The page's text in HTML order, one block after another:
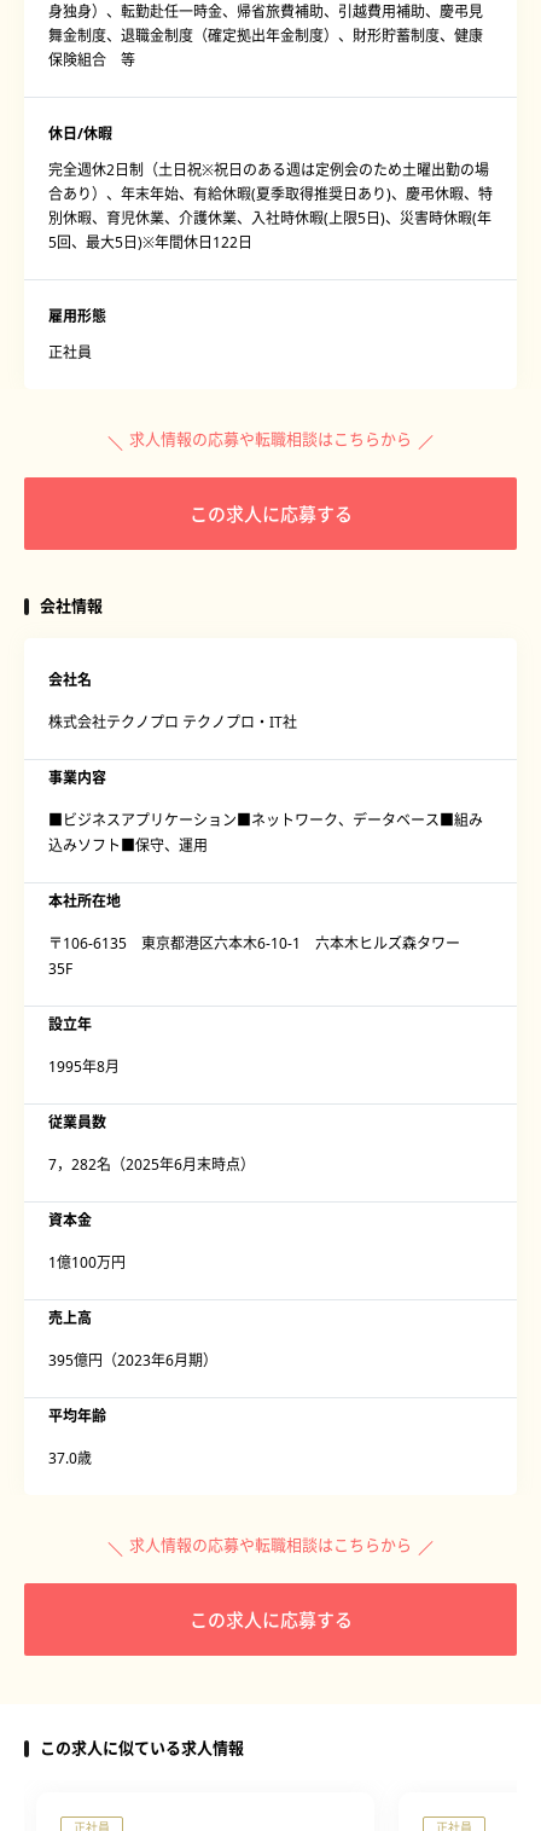
身独身）、転勤赴任一時金、帰省旅費補助、引越費用補助、慶弔見
舞金制度、退職金制度（確定拠出年金制度）、財形貯蓄制度、健康
保険組合 等
休日/休暇
完全週休2日制（土日祝※祝日のある週は定例会のため土曜出勤の場
合あり）、年末年始、有給休暇(夏季取得推奨日あり)、慶弔休暇、特
別休暇、育児休業、介護休業、入社時休暇(上限5日)、災害時休暇(年
5回、最大5日)※年間休日122日
雇用形態
正社員
求人情報の応募や転職相談はこちらから
この求人に応募する
会社情報
会社名
株式会社テクノプロ テクノプロ・IT社
事業内容
■ビジネスアプリケーション■ネットワーク、データベース■組み
込みソフト■保守、運用
本社所在地
〒106-6135 東京都港区六本木6-10-1 六本木ヒルズ森タワー
35F
設立年
1995年8月
従業員数
7，282名（2025年6月末時点）
資本金
1億100万円
売上高
395億円（2023年6月期）
平均年齢
37.0歳
求人情報の応募や転職相談はこちらから
この求人に応募する
この求人に似ている求人情報
正社員 正社員